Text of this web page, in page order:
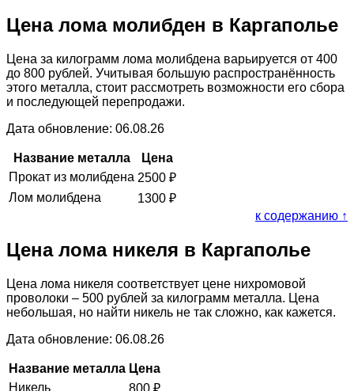
Цена лома молибден в Каргаполье
Цена за килограмм лома молибдена варьируется от 400
до 800 рублей. Учитывая большую распространённость
этого металла, стоит рассмотреть возможности его сбора
и последующей перепродажи.
Дата обновление: 06.08.26
Название металла
Цена
Прокат из молибдена 2500 ₽
Лом молибдена
1300 ₽
к содержанию ↑
Цена лома никеля в Каргаполье
Цена лома никеля соответствует цене нихромовой
проволоки – 500 рублей за килограмм металла. Цена
небольшая, но найти никель не так сложно, как кажется.
Дата обновление: 06.08.26
Название металла Цена
Никель
800 ₽